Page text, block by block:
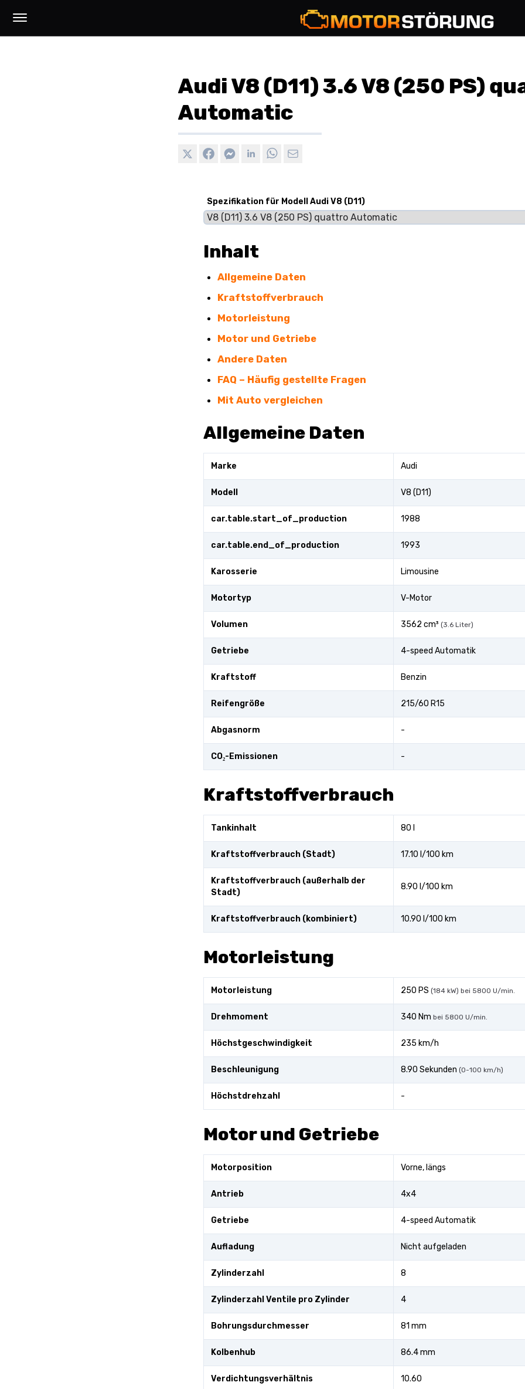
Audi V8 (D11) 3.6 V8 (250 PS)
Automatic
Spezifikation für Modell Audi V8 (D11)
Inhalt
Allgemeine Daten
Kraftstoffverbrauch
Motorleistung
Motor und Getriebe
Andere Daten
FAQ – Häufig gestellte Fragen
Mit Auto vergleichen
Allgemeine Daten
Marke Audi
Modell V8 (D11)
car.table.start_of_production 1988
car.table.end_of_production 1993
Karosserie Limousine
Motortyp V-Motor
Volumen 3562 cm³ (3.6 Liter)
Getriebe 4-speed Automatik
Kraftstoff Benzin
Reifengröße 215/60 R15
Abgasnorm -
CO₂-Emissionen -
Kraftstoffverbrauch
Tankinhalt 80 l
Kraftstoffverbrauch (Stadt) 17.10 l/100 km
Kraftstoffverbrauch (außerhalb der
Stadt)
8.90 l/100 km
Kraftstoffverbrauch (kombiniert) 10.90 l/100 km
Motorleistung
Motorleistung 250 PS (184 kW) bei 5800 U/min.
Drehmoment 340 Nm bei 5800 U/min.
Höchstgeschwindigkeit 235 km/h
Beschleunigung 8.90 Sekunden (0-100 km/h)
Höchstdrehzahl -
Motor und Getriebe
Motorposition Vorne, längs
Antrieb 4x4
Getriebe 4-speed Automatik
Aufladung Nicht aufgeladen
Zylinderzahl 8
Zylinderzahl Ventile pro Zylinder 4
Bohrungsdurchmesser 81 mm
Kolbenhub 86.4 mm
Verdichtungsverhältnis 10.60